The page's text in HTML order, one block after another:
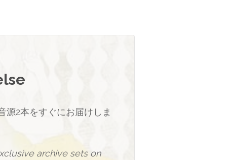
源2本をすぐにお届けしま
archive sets on